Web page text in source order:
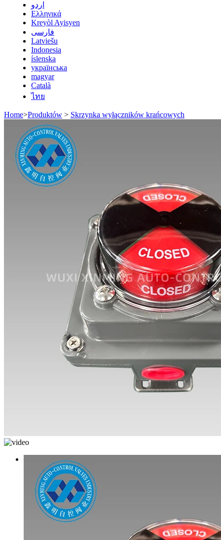
اردو
Ελληνικά
Kreyòl Ayisyen
فارسی
Latviešu
Indonesia
íslenska
українська
magyar
Català
ไทย
Home>Produktów > Skrzynka wyłączników krańcowych